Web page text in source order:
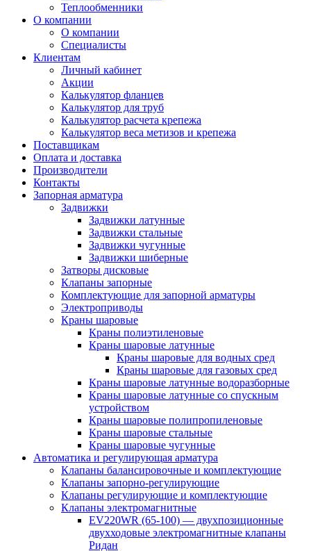
Теплообменники
О компании
О компании
Специалисты
Клиентам
Личный кабинет
Акции
Калькулятор фланцев
Калькулятор для труб
Калькулятор расчета крепежа
Калькулятор веса метизов и крепежа
Поставщикам
Оплата и доставка
Производители
Контакты
Запорная арматура
Задвижки
Задвижки латунные
Задвижки стальные
Задвижки чугунные
Задвижки шиберные
Затворы дисковые
Клапаны запорные
Комплектующие для запорной арматуры
Электроприводы
Краны шаровые
Краны полиэтиленовые
Краны шаровые латунные
Краны шаровые для водных сред
Краны шаровые для газовых сред
Краны шаровые латунные водоразборные
Краны шаровые латунные со спускным
устройством
Краны шаровые полипропиленовые
Краны шаровые стальные
Краны шаровые чугунные
Автоматика и регулирующая арматура
Клапаны балансировочные и комплектующие
Клапаны запорно-регулирующие
Клапаны регулирующие и комплектующие
Клапаны электромагнитные
EV220WR (65-100) — двухпозиционные
двухходовые электромагнитные клапаны
Ридан